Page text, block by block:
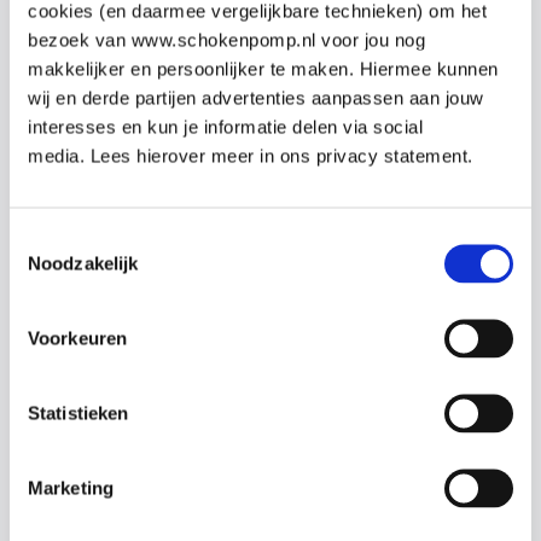
cookies (en daarmee vergelijkbare technieken) om het
bezoek van www.schokenpomp.nl voor jou nog
makkelijker en persoonlijker te maken. Hiermee kunnen
wij en derde partijen advertenties aanpassen aan jouw
interesses en kun je informatie delen via social
media. Lees hierover meer in ons privacy statement.
Noodzakelijk
Voorkeuren
Statistieken
Marketing
Omdat al onze docenten artsen en co-assistenten zijn,
kunnen zij iedere vraag uit de praktijk beantwoorden.
Omgang met de AED
Nek-en wervelletsel
Stabiele zijligging
Klein letsel aan: pols, hand, enkel en voet